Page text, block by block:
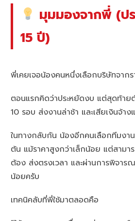
มุมมองจากพี่ (ป
15 ปี)
พี่เคยเจอน้องคนหนึ่งเลือกบริษัทจาก
ตอนแรกคิดว่าประหยัดงบ แต่สุดท้าย
10 รอบ ส่งงานล่าช้า และเสียเงินจ้า
ในทางกลับกัน น้องอีกคนเลือกทีมงา
ต้น แม้ราคาสูงกว่าเล็กน้อย แต่สามา
ต้อง ส่งตรงเวลา และผ่านการพิจาร
น้อยครับ
เทคนิคลับที่พี่ใช้มาตลอดคือ